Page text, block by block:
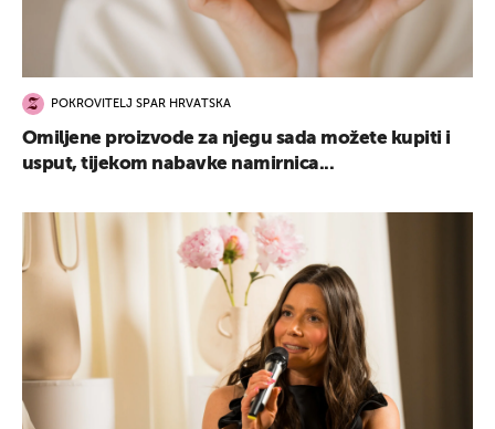
POKROVITELJ SPAR HRVATSKA
Omiljene proizvode za njegu sada možete kupiti i
usput, tijekom nabavke namirnica...